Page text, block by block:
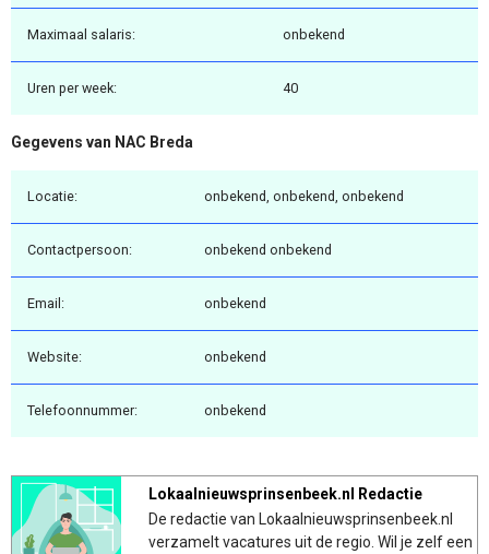
Maximaal salaris: onbekend
Uren per week: 40
Gegevens van NAC Breda
Locatie: onbekend, onbekend, onbekend
Contactpersoon: onbekend onbekend
Email: onbekend
Website: onbekend
Telefoonnummer: onbekend
Lokaalnieuwsprinsenbeek.nl Redactie
De redactie van Lokaalnieuwsprinsenbeek.nl
verzamelt vacatures uit de regio. Wil je zelf een